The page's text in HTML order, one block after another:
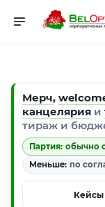
Мерч,
канцелярия и
тираж и
Партия: обычно
Меньше: по
Кейсы